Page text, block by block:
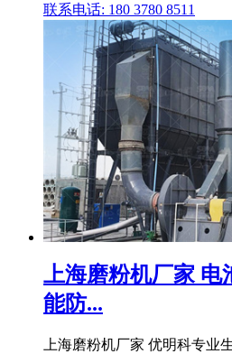
联系电话: 180 3780 8511
上海磨粉机厂家 电
能防...
上海磨粉机厂家 优明科专业